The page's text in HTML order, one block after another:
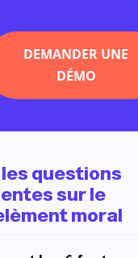
DEMANDER UNE
DÉMO
les questions
sur le
moral